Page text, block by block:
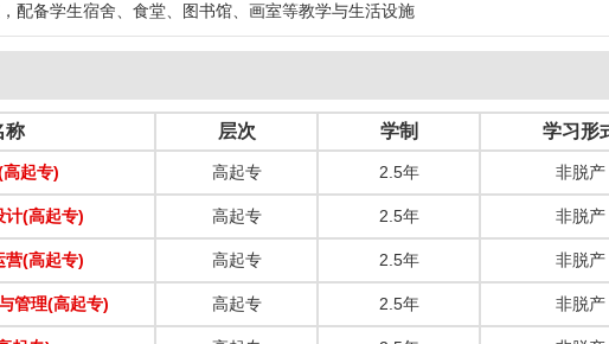
配备学生宿舍、食堂、图书馆、画室等教学与生活设施
称 层次 学制 学习形
起专) 高起专 2.5年 非脱产
计(高起专) 高起专 2.5年 非脱产
营(高起专) 高起专 2.5年 非脱产
管理(高起专) 高起专 2.5年 非脱产